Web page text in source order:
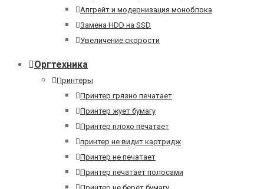
Апгрейт и модернизация моноблока
Замена HDD на SSD
Увеличение скорости
Оргтехника
Принтеры
Принтер грязно печатает
Принтер жует бумагу
Принтер плохо печатает
принтер не видит картридж
Принтер не печатает
Принтер печатает полосами